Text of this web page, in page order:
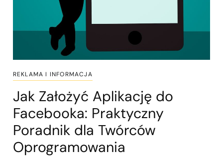
REKLAMA I INFORMACJA
Jak Założyć Aplikację do
Facebooka: Praktyczny
Poradnik dla Twórców
Oprogramowania